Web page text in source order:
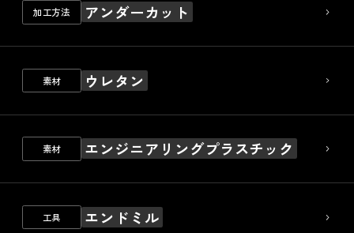
加工方法 アンダーカット
素材 ウレタン
素材 エンジニアリングプラスチック
工具 エンドミル